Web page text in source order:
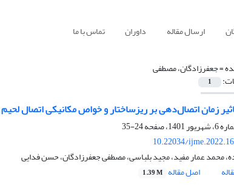
ارسال مقاله داوران تماس با ما
=جعفرزادگان، مصطفی
1
زمان اتصال‌‌دهی بر ریزساختار و خواص مکانیکی اتصال لحیم
24-35
10.22034/
محمد عمار مفید، مجید بلباسی، مصطفی جعفرزادگان، حسن فدایی
اصل مقاله 1.39 M